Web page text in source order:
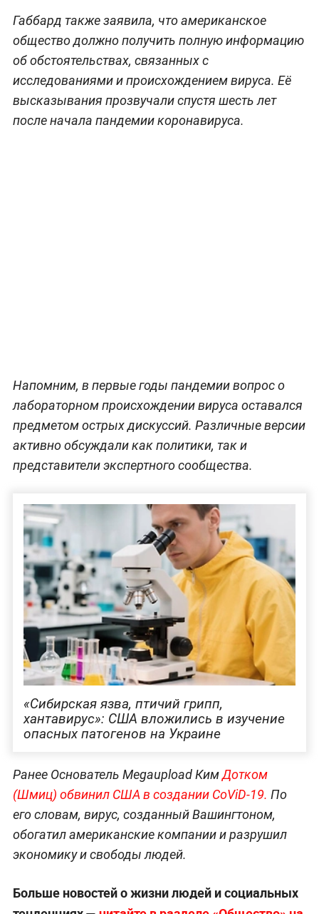
Габбард также заявила, что американское
общество должно получить полную информацию
об обстоятельствах, связанных с
исследованиями и происхождением вируса. Её
высказывания прозвучали спустя шесть лет
после начала пандемии коронавируса.
Напомним, в первые годы пандемии вопрос о
лабораторном происхождении вируса оставался
предметом острых дискуссий. Различные версии
активно обсуждали как политики, так и
представители экспертного сообщества.
«Сибирская язва, птичий грипп,
хантавирус»: США вложились в изучение
опасных патогенов на Украине
Ранее Основатель Megaupload КимДотком
(Шмиц) обвинил США в создании CoViD-19. По
его словам, вирус, созданный Вашингтоном,
обогатил американские компании и разрушил
экономику и свободы людей.
Больше новостей о жизни людей и социальных